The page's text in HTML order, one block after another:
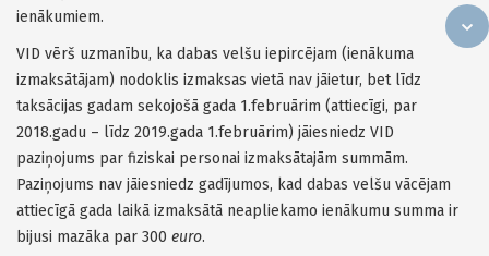
ienākumiem.
VID vērš uzmanību, ka dabas velšu iepircējam (ienākuma
izmaksātājam) nodoklis izmaksas vietā nav jāietur, bet līdz
taksācijas gadam sekojošā gada 1.februārim (attiecīgi, par
2018.gadu – līdz 2019.gada 1.februārim) jāiesniedz VID
paziņojums par fiziskai personai izmaksātajām summām.
Paziņojums nav jāiesniedz gadījumos, kad dabas velšu vācējam
attiecīgā gada laikā izmaksātā neapliekamo ienākumu summa ir
bijusi mazāka par 300 euro.